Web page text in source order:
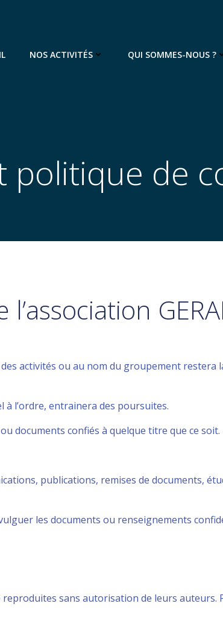
NOS ACTIVITÉS QUI SOMMES-NOUS ?
politique de
activités ou au nom du groupement restera
l’ordre, entrainera des poursuites.
documents confiés à quelque titre que ce soit.
publications, remises de documents,
les documents ou renseignements
sans autorisation de leurs